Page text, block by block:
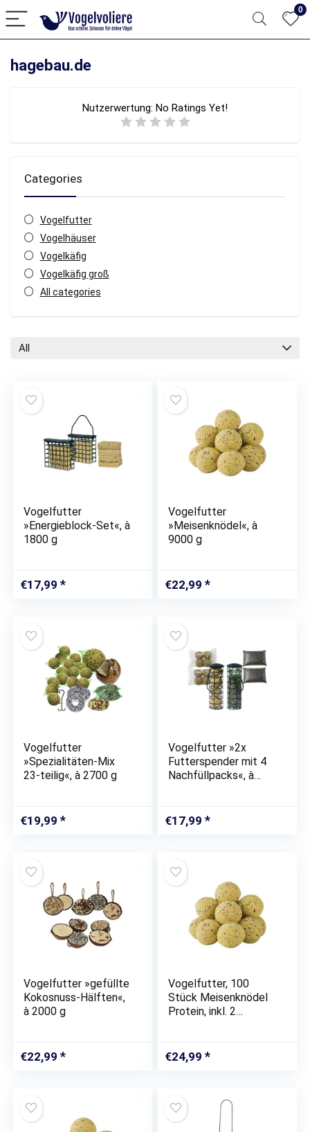
0
hagebau.de
Nutzerwertung: No Ratings Yet!
Categories
Vogelfutter
Vogelhäuser
Vogelkäfig
Vogelkäfig groß
All categories
All
Vogelfutter
»Energieblock-Set«, à
1800 g
€17,99
Vogelfutter
»Meisenknödel«, à
9000 g
€22,99
Vogelfutter
»Spezialitäten-Mix
23-teilig«, à 2700 g
€19,99
Vogelfutter »2x
Futterspender mit 4
Nachfüllpacks«, à
€17,99
Vogelfutter »gefüllte
Kokosnuss-Hälften«,
à 2000 g
€22,99
Vogelfutter, 100
Stück Meisenknödel
Protein, inkl. 2
€24,99